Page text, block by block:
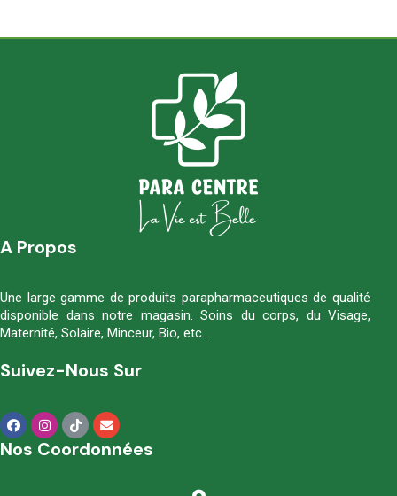
A Propos
Une large gamme de produits parapharmaceutiques de qualité
disponible dans notre magasin. Soins du corps, du Visage,
Maternité, Solaire, Minceur, Bio, etc…
Suivez-Nous Sur
Nos Coordonnées